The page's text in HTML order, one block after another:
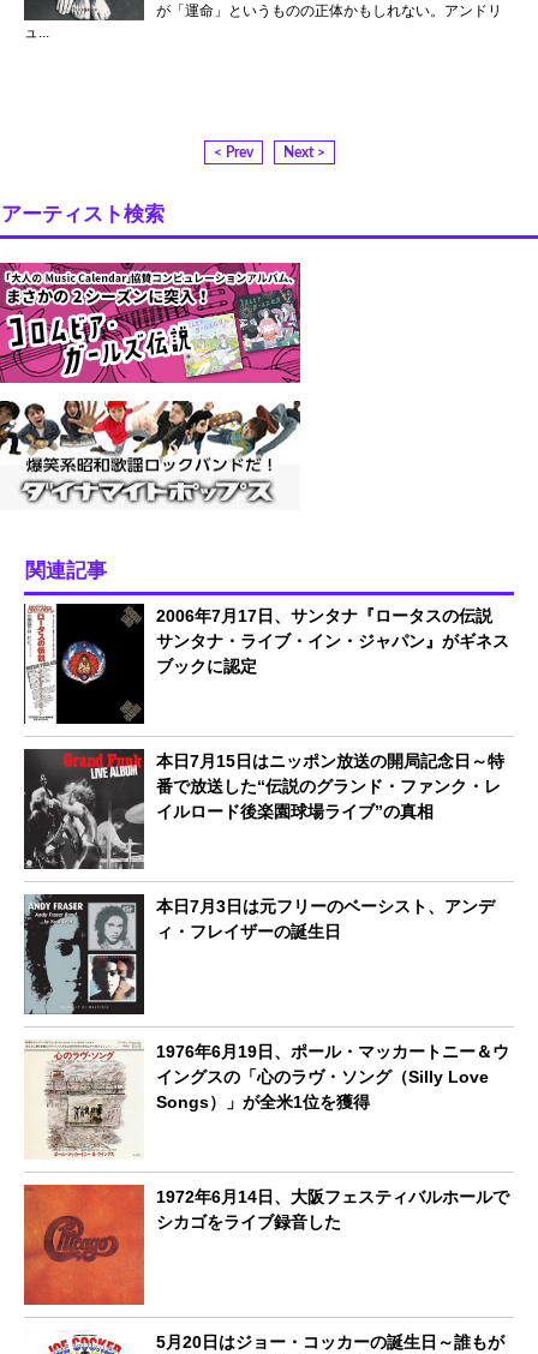
が「運命」というものの正体かもしれない。アンドリ
ュ...
< Prev Next >
アーティスト検索
関連記事
2006年7月17日、サンタナ『ロータスの伝説
サンタナ・ライブ・イン・ジャパン』がギネス
ブックに認定
本日7月15日はニッポン放送の開局記念日～特
番で放送した“伝説のグランド・ファンク・レ
イルロード後楽園球場ライブ”の真相
本日7月3日は元フリーのベーシスト、アンデ
ィ・フレイザーの誕生日
1976年6月19日、ポール・マッカートニー＆ウ
イングスの「心のラヴ・ソング（Silly Love
Songs）」が全米1位を獲得
1972年6月14日、大阪フェスティバルホールで
シカゴをライブ録音した
5月20日はジョー・コッカーの誕生日～誰もが